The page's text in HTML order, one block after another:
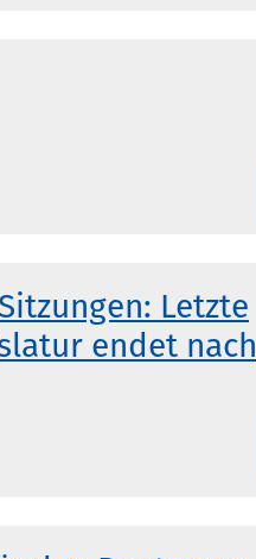
Letzte
endet nach